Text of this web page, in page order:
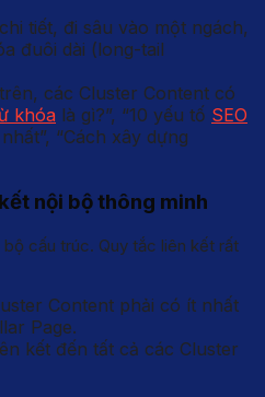
tiết, đi sâu vào một ngách,
đuôi dài (long-tail
các Cluster Content có
khóa là gì?”, “10 yếu tố SEO
“Cách xây dựng
nội bộ thông minh
cấu trúc. Quy tắc liên kết rất
Content phải có ít nhất
Page.
kết đến tất cả các Cluster